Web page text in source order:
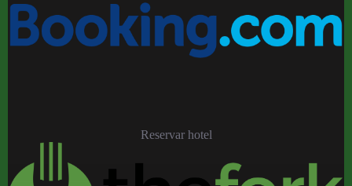
Reservar hotel